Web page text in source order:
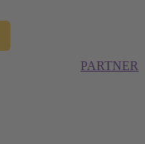
PARTNER